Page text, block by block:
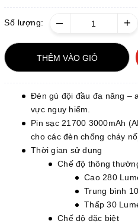
Số lượng: – +
THÊM VÀO GIỎ
Đèn gù đội đầu đa năng –
vực nguy hiểm.
Pin sạc 21700 3000mAh
cho các đèn chống cháy
Thời gian sử dụng
Chế độ thông
Cao 280
Trung bình
Thấp 30
Chế độ đặc biệt